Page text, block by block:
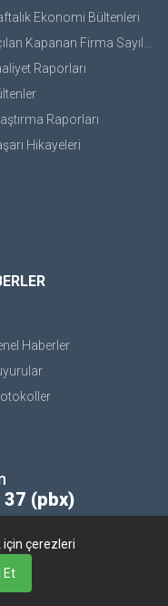
çerezleri
Et
Ekonomi Bültenleri
Kapanan Firma Sayıları
Raporları
Raporları
Hikayeleri
Haberler
37 (pbx)
çoğaltılması ve
işletilecektir.